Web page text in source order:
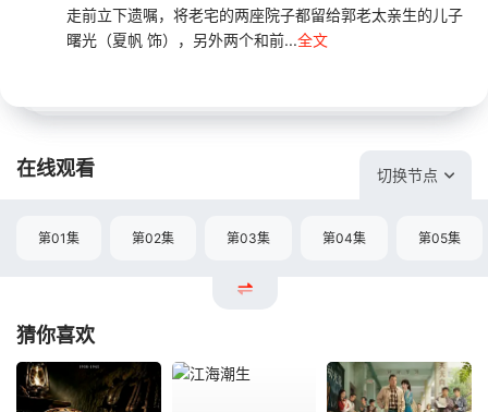
走前立下遗嘱，将老宅的两座院子都留给郭老太亲生的儿子
曙光（夏帆 饰），另外两个和前...全文
在线观看 切换节点
第01集 第02集 第03集 第04集 第05集
猜你喜欢